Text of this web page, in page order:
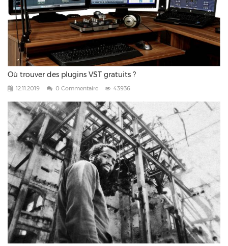
Où trouver des plugins VST gratuits ?
12.11.2019 0 Commentaire 43936